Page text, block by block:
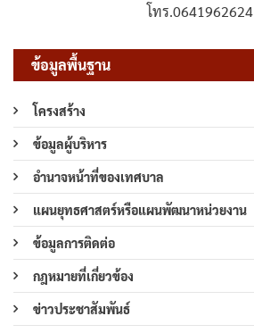
โทร.0641962624
ข้อมูลพื้นฐาน
โครงสร้าง
ข้อมูลผู้บริหาร
อำนาจหน้าที่ของเทศบาล
แผนยุทธศาสตร์หรือแผนพัฒนาหน่วยงาน
ข้อมูลการติดต่อ
กฎหมายที่เกี่ยวข้อง
ข่าวประชาสัมพันธ์